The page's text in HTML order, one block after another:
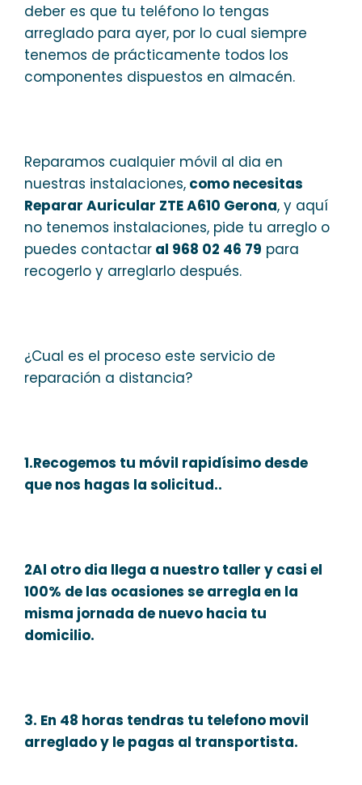
deber es que tu teléfono lo tengas
arreglado para ayer, por lo cual siempre
tenemos de prácticamente todos los
componentes dispuestos en almacén.
Reparamos cualquier móvil al dia en
nuestras instalaciones, como necesitas
Reparar Auricular ZTE A610 Gerona, y aquí
no tenemos instalaciones, pide tu arreglo o
puedes contactar al 968 02 46 79 para
recogerlo y arreglarlo después.
¿Cual es el proceso este servicio de
reparación a distancia?
1.Recogemos tu móvil rapidísimo desde
que nos hagas la solicitud..
2Al otro dia llega a nuestro taller y casi el
100% de las ocasiones se arregla en la
misma jornada de nuevo hacia tu
domicilio.
3. En 48 horas tendras tu telefono movil
arreglado y le pagas al transportista.